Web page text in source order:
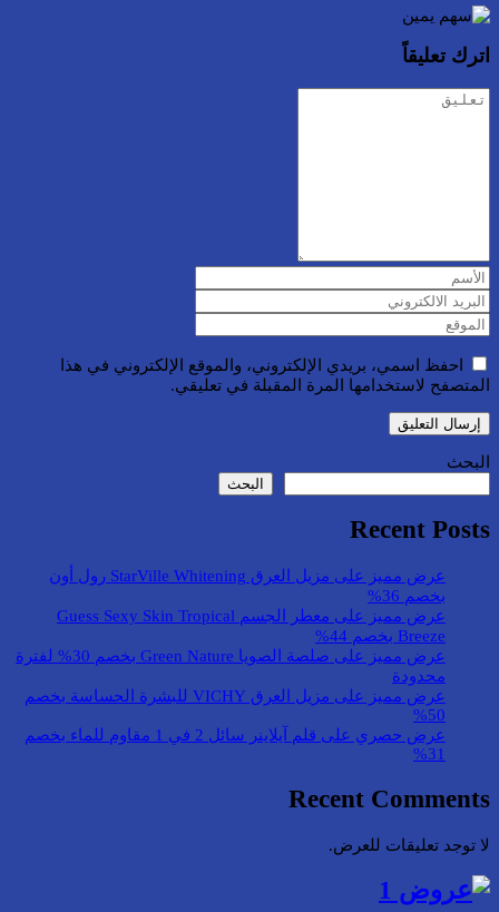
اترك تعليقاً
احفظ اسمي، بريدي الإلكتروني، والموقع الإلكتروني في هذا
المتصفح لاستخدامها المرة المقبلة في تعليقي.
البحث
البحث
Recent Posts
عرض مميز على مزيل العرق StarVille Whitening رول أون
بخصم 36%
عرض مميز على معطر الجسم Guess Sexy Skin Tropical
Breeze بخصم 44%
عرض مميز على صلصة الصويا Green Nature بخصم 30% لفترة
محدودة
عرض مميز على مزيل العرق VICHY للبشرة الحساسة بخصم
50%
عرض حصري على قلم آيلاينر سائل 2 في 1 مقاوم للماء بخصم
31%
Recent Comments
لا توجد تعليقات للعرض.